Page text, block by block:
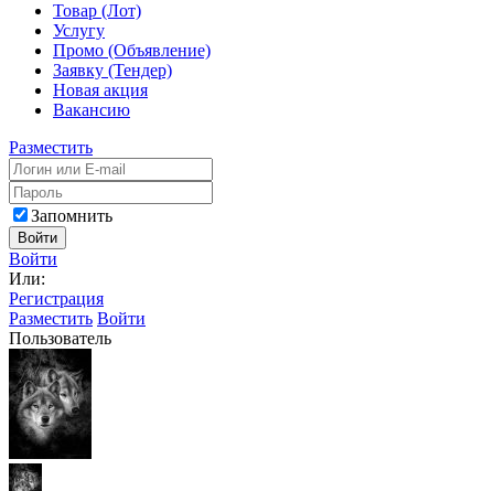
Товар (Лот)
Услугу
Промо (Объявление)
Заявку (Тендер)
Новая акция
Вакансию
Разместить
Запомнить
Войти
Войти
Или:
Регистрация
Разместить Войти
Пользователь